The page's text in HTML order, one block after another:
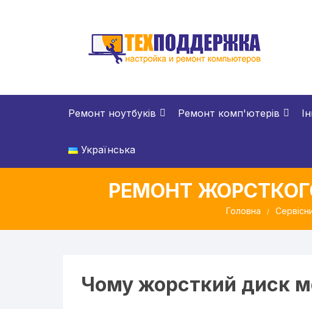
Ремонт ноутбуків Ремонт комп'ютерів
Українська
РЕМОНТ
Головна
Чому жорсткий диск